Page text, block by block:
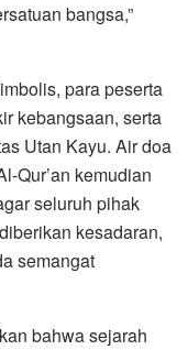
bangsa,”
para peserta
kebangsaan, serta
Utan Kayu. Air doa
Qur’an kemudian
seluruh pihak
kesadaran,
semangat
bahwa sejarah